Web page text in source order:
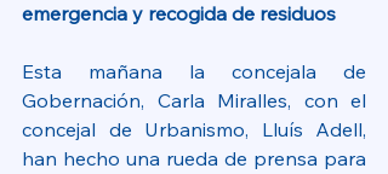
emergencia y recogida de residuos
Esta mañana la concejala de
Gobernación, Carla Miralles, con el
concejal de Urbanismo, Lluís Adell,
han hecho una rueda de prensa para